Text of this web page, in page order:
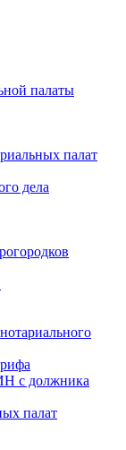
палаты
палат
дела
с должника
палат